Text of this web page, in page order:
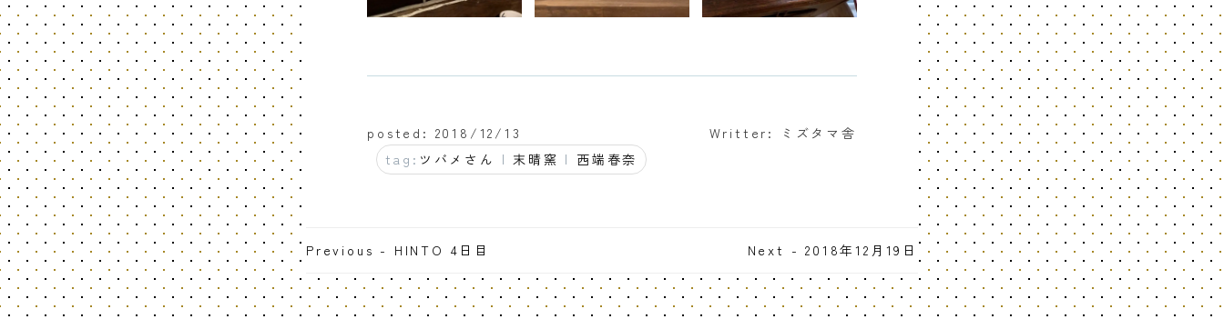
posted: 2018/12/13
Writter: ミズタマ舎
tag: ツバメさん |末晴窯 | 西端春奈
Previous - HINTO 4日目 Next - 2018年12月19日